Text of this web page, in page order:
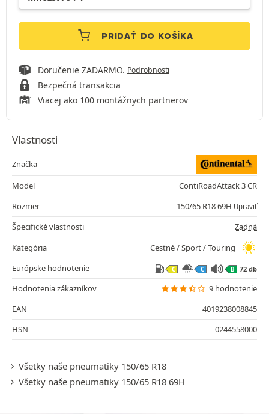
PRIDAŤ DO KOŠÍKA
Doručenie ZADARMO. Podrobnosti
Bezpečná transakcia
Viacej ako 100 montážnych partnerov
Vlastnosti
Značka
Model
ContiRoadAttack 3 CR
Rozmer
150/65 R18 69H Upraviť
Špecifické vlastnosti
Zadná
Kategória
Cestné / Sport / Touring
Európske hodnotenie
C C B 72 db
Hodnotenia zákazníkov
9 hodnotenie
EAN
4019238008845
HSN
0244558000
Všetky naše pneumatiky 150/65 R18
Všetky naše pneumatiky 150/65 R18 69H